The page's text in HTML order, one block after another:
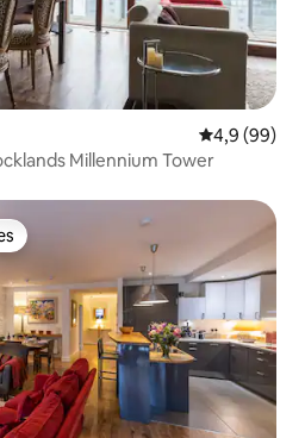
4,9 de uma
4,9 (99)
Millennium Tower
dos hóspedes